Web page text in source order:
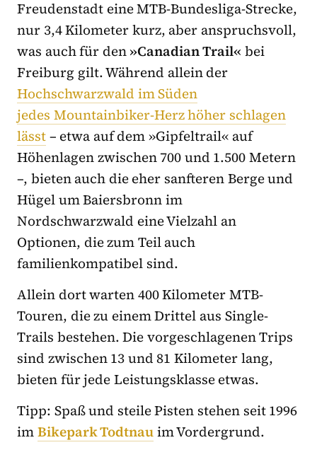
Freudenstadt eine MTB-Bundesliga-Strecke,
nur 3,4 Kilometer kurz, aber anspruchsvoll,
was auch für den»Canadian Trail« bei
Freiburg gilt. Während allein der
Hochschwarzwald im Süden
jedes Mountainbiker-Herz höher schlagen
lässt– etwa auf dem »Gipfeltrail« auf
Höhenlagen zwischen 700 und 1.500 Metern
–, bieten auch die eher sanfteren Berge und
Hügel um Baiersbronn im
Nordschwarzwald eine Vielzahl an
Optionen, die zum Teil auch
familienkompatibel sind.
Allein dort warten 400 Kilometer MTB-
Touren, die zu einem Drittel aus Single-
Trails bestehen. Die vorgeschlagenen Trips
sind zwischen 13 und 81 Kilometer lang,
bieten für jede Leistungsklasse etwas.
Tipp: Spaß und steile Pisten stehen seit 1996
imBikepark Todtnauim Vordergrund.